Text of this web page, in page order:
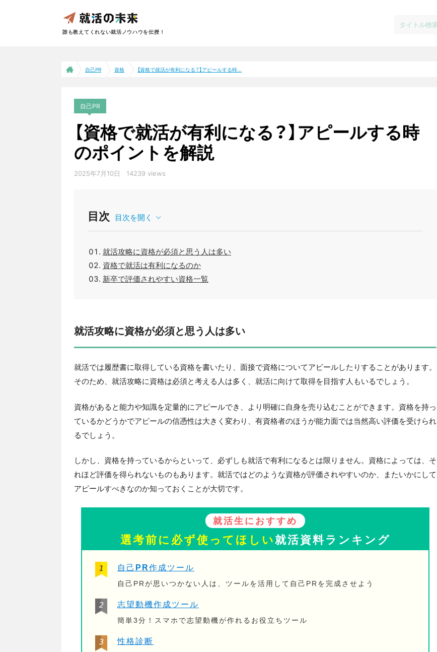
誰も教えてくれない就活ノウハウを伝授！
自己PR 資格 【資格で就活が有利になる？】アピールする時...
自己PR
【資格で就活が有利になる？】アピールする時
のポイントを解説
2025年7月10日 14239 views
目次 目次を開く
就活攻略に資格が必須と思う人は多い
資格で就活は有利になるのか
新卒で評価されやすい資格一覧
就活攻略に資格が必須と思う人は多い
就活では履歴書に取得している資格を書いたり、面接で資格についてアピールしたりすることがあります。
そのため、就活攻略に資格は必須と考える人は多く、就活に向けて取得を目指す人もいるでしょう。
資格があると能力や知識を定量的にアピールでき、より明確に自身を売り込むことができます。資格を持っ
ているかどうかでアピールの信憑性は大きく変わり、有資格者のほうが能力面では当然高い評価を受けられ
るでしょう。
しかし、資格を持っているからといって、必ずしも就活で有利になるとは限りません。資格によっては、そ
れほど評価を得られないものもあります。就活ではどのような資格が評価されやすいのか、またいかにして
アピールすべきなのか知っておくことが大切です。
就活生におすすめ
選考前に必ず使ってほしい就活資料ランキング
自己PR作成ツール
自己PRが思いつかない人は、ツールを活用して自己PRを完成させよう
志望動機作成ツール
簡単3分！スマホで志望動機が作れるお役立ちツール
性格診断